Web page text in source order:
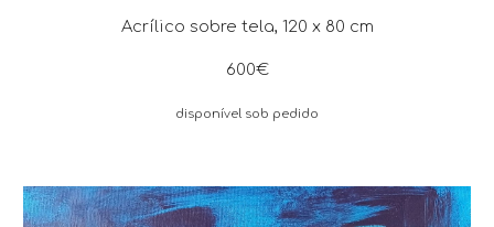
Acrílico sobre tela, 120 x 80 cm
600€
disponível sob pedido